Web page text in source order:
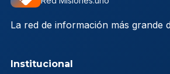
La red de información más grande
Institucional